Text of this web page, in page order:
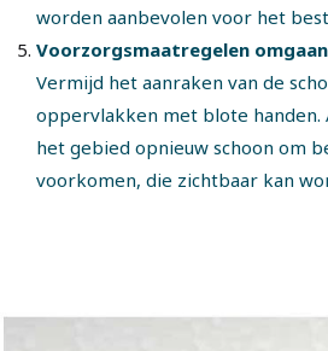
worden aanbevolen voor het
Voorzorgsmaatregelen omgaan
Vermijd het aanraken van de
oppervlakken met blote handen.
het gebied opnieuw schoon om
voorkomen, die zichtbaar kan